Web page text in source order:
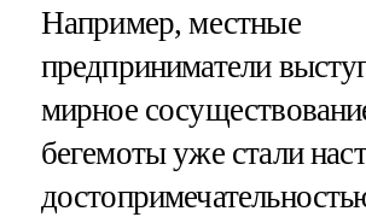
Например, местные
предприниматели
мирное
бегемоты уже стали